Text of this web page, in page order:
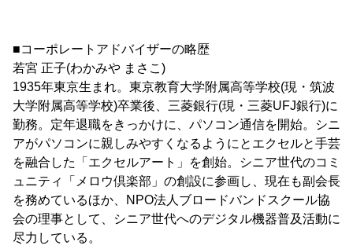
■コーポレートアドバイザーの略歴
若宮 正子(わかみや まさこ)
1935年東京生まれ。東京教育大学附属高等学校(現・筑波
大学附属高等学校)卒業後、三菱銀行(現・三菱UFJ銀行)に
勤務。定年退職をきっかけに、パソコン通信を開始。シニ
アがパソコンに親しみやすくなるようにとエクセルと手芸
を融合した「エクセルアート」を創始。シニア世代のコミ
ュニティ「メロウ倶楽部」の創設に参画し、現在も副会長
を務めているほか、NPO法人ブロードバンドスクール協
会の理事として、シニア世代へのデジタル機器普及活動に
尽力している。